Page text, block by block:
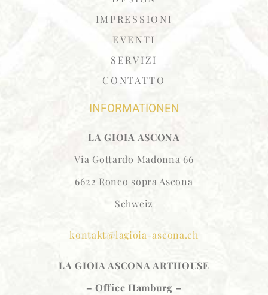
IMPRESSIONI
EVENTI
SERVIZI
CONTATTO
INFORMATIONEN
LA GIOIA ASCONA
Via Gottardo Madonna 66
6622 Ronco sopra Ascona
Schweiz
kontakt@lagioia-ascona.ch
LA GIOIA ASCONA ARTHOUSE
– Office Hamburg –